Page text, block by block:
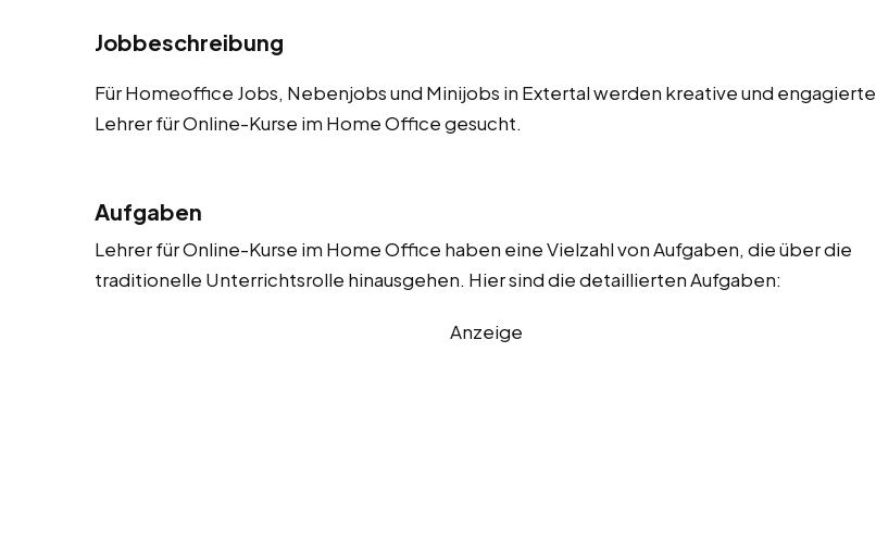
Jobbeschreibung
Für Homeoffice Jobs, Nebenjobs und Minijobs in Extertal werden kreative und engagierte
Lehrer für Online-Kurse im Home Office gesucht.
Aufgaben
Lehrer für Online-Kurse im Home Office haben eine Vielzahl von Aufgaben, die über die
traditionelle Unterrichtsrolle hinausgehen. Hier sind die detaillierten Aufgaben:
Anzeige